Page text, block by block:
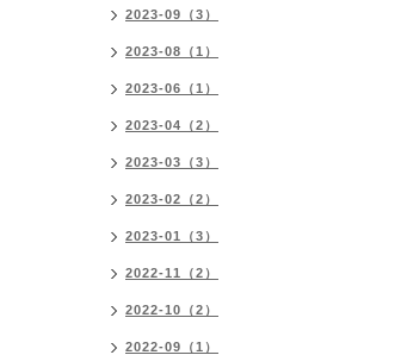
2023-09（3）
2023-08（1）
2023-06（1）
2023-04（2）
2023-03（3）
2023-02（2）
2023-01（3）
2022-11（2）
2022-10（2）
2022-09（1）